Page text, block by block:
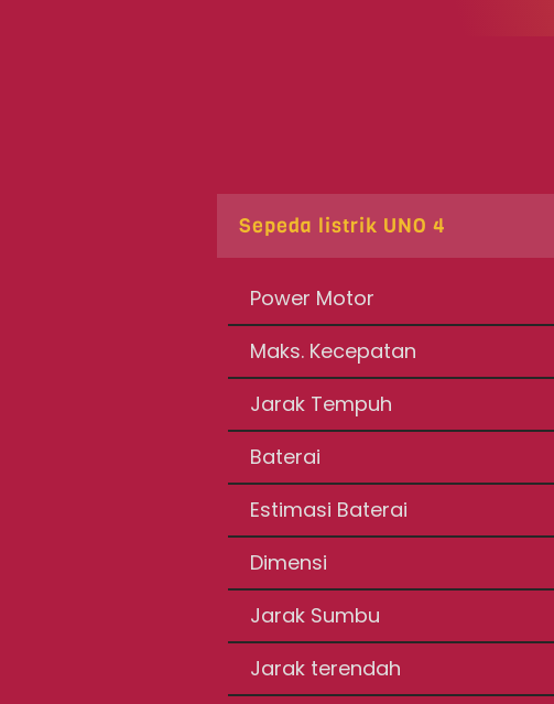
Sepeda listrik UNO 4
Power Motor
Maks. Kecepatan
Jarak Tempuh
Baterai
Estimasi Baterai
Dimensi
Jarak Sumbu
Jarak terendah